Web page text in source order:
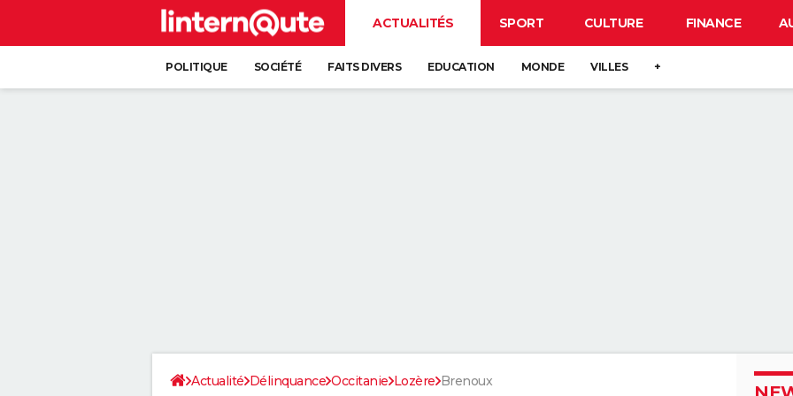
ACTUALITÉS SPORT CULTURE FINANCE
POLITIQUE SOCIÉTÉ FAITS DIVERS EDUCATION MONDE VILLES +
Actualité Délinquance Occitanie Lozère Brenoux